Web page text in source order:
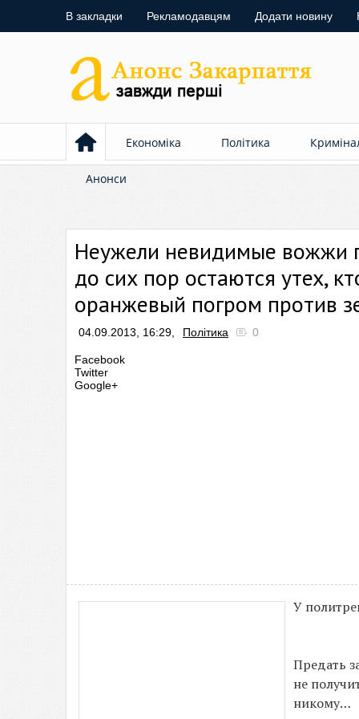
В закладки Рекламодавцям Додати новину
Економіка Політика
Анонси
Неужели невидимые вожжи
до сих пор остаются утех,
оранжевый погром против
04.09.2013, 16:29, Політика 0
Facebook
Twitter
Google+
У
Предать
не
никому…